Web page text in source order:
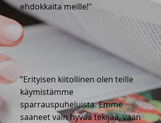
ehdokkaita meille!"
”Erityisen kiitollinen olen teille
käymistämme
sparrauspuheluista. Emme
saaneet vain hyvää tekijää, vaan